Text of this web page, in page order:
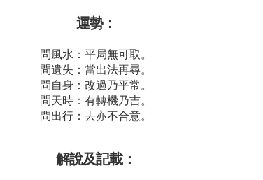
運勢：
問風水：平局無可取。
問遺失：當出法再尋。
問自身：改過乃平常。
問天時：有轉機乃吉。
問出行：去亦不合意。
解說及記載：